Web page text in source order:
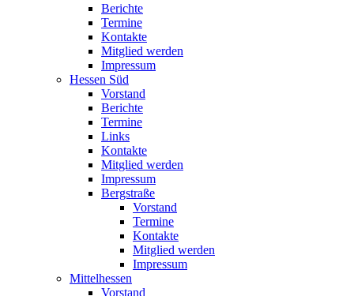
Berichte
Termine
Kontakte
Mitglied werden
Impressum
Hessen Süd
Vorstand
Berichte
Termine
Links
Kontakte
Mitglied werden
Impressum
Bergstraße
Vorstand
Termine
Kontakte
Mitglied werden
Impressum
Mittelhessen
Vorstand